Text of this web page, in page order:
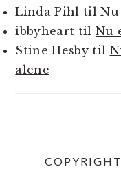
Linda Pihl til
ibbyheart til Nu
Stine Hesbytil
alene